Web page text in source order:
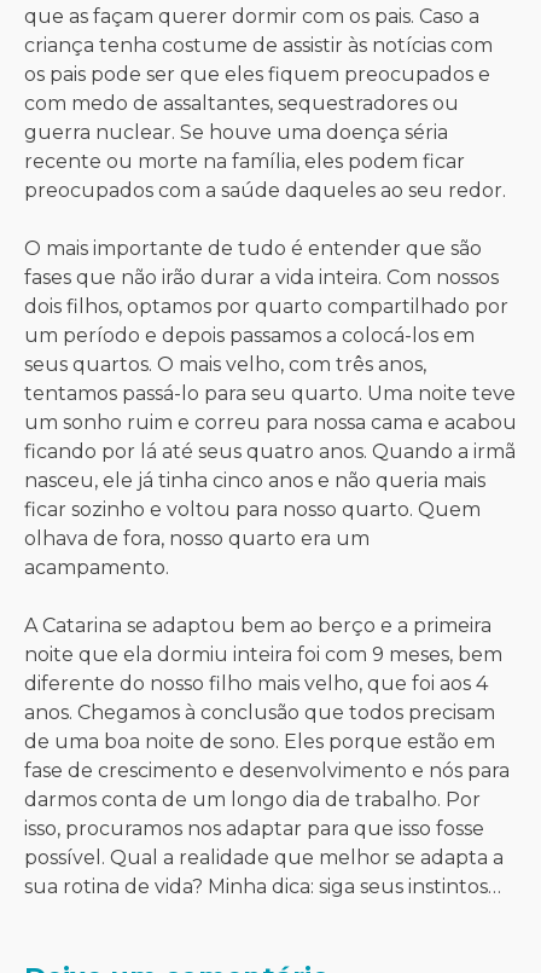
que as façam querer dormir com os pais. Caso a
criança tenha costume de assistir às notícias com
os pais pode ser que eles fiquem preocupados e
com medo de assaltantes, sequestradores ou
guerra nuclear. Se houve uma doença séria
recente ou morte na família, eles podem ficar
preocupados com a saúde daqueles ao seu redor.
O mais importante de tudo é entender que são
fases que não irão durar a vida inteira. Com nossos
dois filhos, optamos por quarto compartilhado por
um período e depois passamos a colocá-los em
seus quartos. O mais velho, com três anos,
tentamos passá-lo para seu quarto. Uma noite teve
um sonho ruim e correu para nossa cama e acabou
ficando por lá até seus quatro anos. Quando a irmã
nasceu, ele já tinha cinco anos e não queria mais
ficar sozinho e voltou para nosso quarto. Quem
olhava de fora, nosso quarto era um
acampamento.
A Catarina se adaptou bem ao berço e a primeira
noite que ela dormiu inteira foi com 9 meses, bem
diferente do nosso filho mais velho, que foi aos 4
anos. Chegamos à conclusão que todos precisam
de uma boa noite de sono. Eles porque estão em
fase de crescimento e desenvolvimento e nós para
darmos conta de um longo dia de trabalho. Por
isso, procuramos nos adaptar para que isso fosse
possível. Qual a realidade que melhor se adapta a
sua rotina de vida? Minha dica: siga seus instintos…